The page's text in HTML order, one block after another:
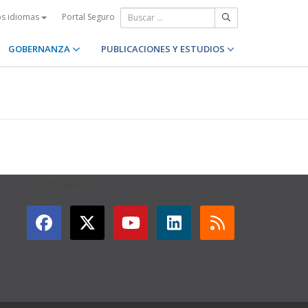
idiomas Portal Seguro
GOBERNANZA PUBLICACIONES Y ESTUDIOS